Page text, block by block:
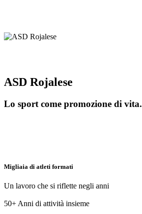
ASD Rojalese
Lo sport come promozione di vita.
Migliaia di atleti formati
Un lavoro che si riflette negli anni
50+ Anni di attività insieme